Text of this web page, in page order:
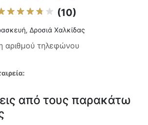
(10)
Δροσιά Χαλκίδας
αριθμού τηλεφώνου
από τους παρακάτω